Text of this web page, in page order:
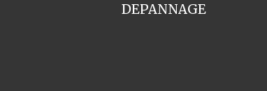
DEPANNAGE